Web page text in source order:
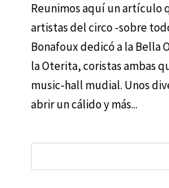
Reunimos aquí un artículo
artistas del circo -sobre
Bonafoux dedicó a la Bella
la Oterita, coristas ambas
music-hall mudial. Unos
abrir un cálido y más...